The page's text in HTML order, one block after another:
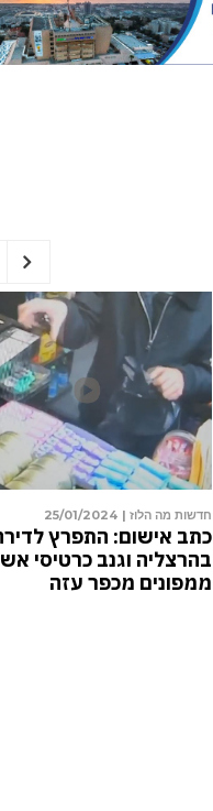
חדשות מה הלוז | 16/04/2024
“קרוב לחמישים משורדי
הנובה – שמו קץ לחייהם”